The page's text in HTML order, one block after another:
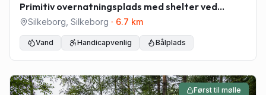
Primitiv overnatningsplads med shelter ved
Urhanevej i Kompedal Plantage
Silkeborg Silkeborg · 6.7 km
Vand Handicapvenlig Bålplads
Først til mølle